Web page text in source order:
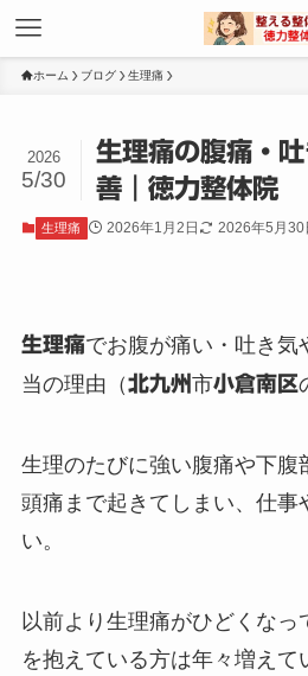
ホーム ブログ 生理痛
生理痛の腹痛・
善｜徳力整体院
2026
5/30
生理痛 2026年1月2日 2026年5月30
生理痛でお腹が痛い・吐き気
当の理由（北九州市小倉南区
生理のたびに強い腹痛や下腹
頭痛まで起きてしまい、仕事
い。
以前より生理痛がひどくなっ
を抱えている方は年々増えて